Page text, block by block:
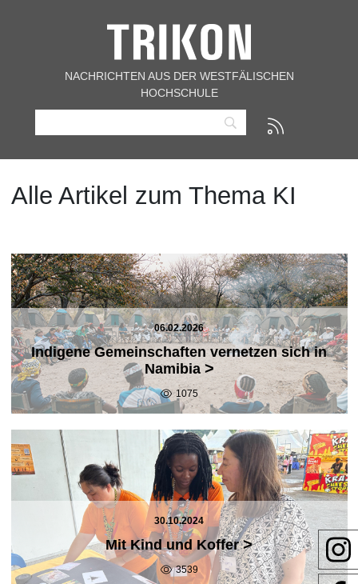
NACHRICHTEN AUS DER WESTFÄLISCHEN
HOCHSCHULE
Alle Artikel zum Thema KI
06.02.2026
Indigene Gemeinschaften vernetzen sich in
Namibia >
1075
30.10.2024
Mit Kind und Koffer>
3539